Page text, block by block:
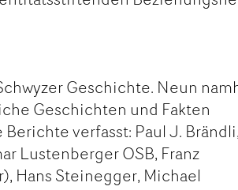
Geschichte. Neun
Geschichten und Fakten
verfasst: Paul J. Brändli,
Lustenberger OSB, Franz
Hans Steinegger, Michael